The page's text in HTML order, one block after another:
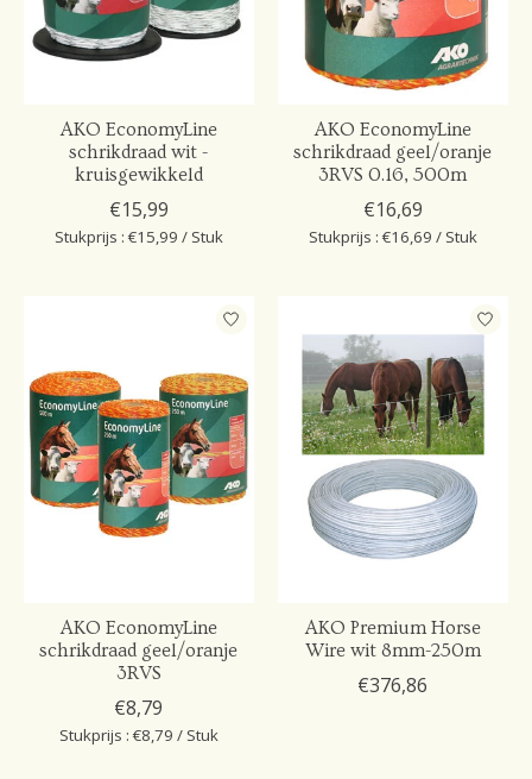
AKO EconomyLine
schrikdraad wit -
kruisgewikkeld
€15,99
Stukprijs : €15,99 / Stuk
AKO EconomyLine
schrikdraad geel/oranje
3RVS 0.16, 500m
€16,69
Stukprijs : €16,69 / Stuk
AKO EconomyLine
schrikdraad geel/oranje
3RVS
€8,79
Stukprijs : €8,79 / Stuk
AKO Premium Horse
Wire wit 8mm-250m
€376,86